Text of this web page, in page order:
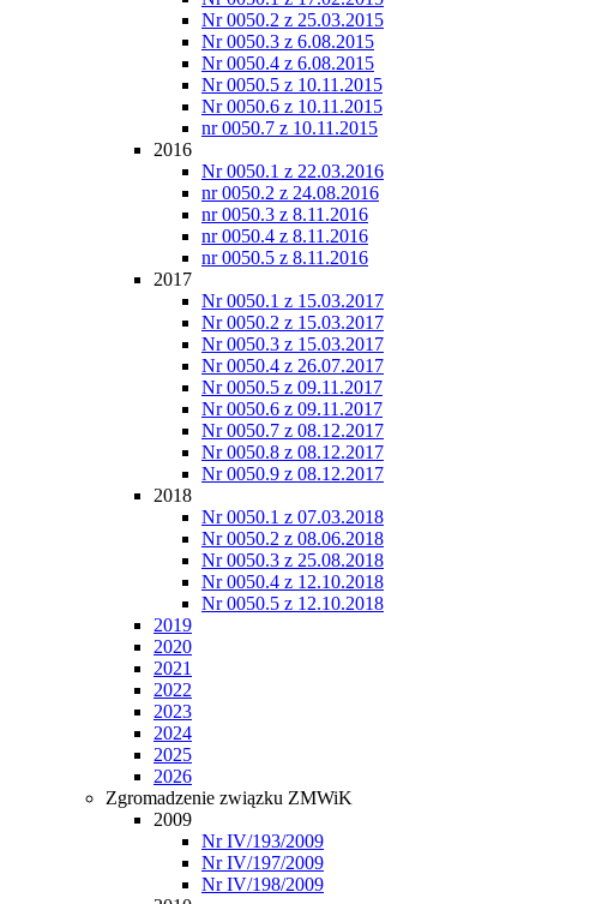
Nr 0050.2 z 25.03.2015
Nr 0050.3 z 6.08.2015
Nr 0050.4 z 6.08.2015
Nr 0050.5 z 10.11.2015
Nr 0050.6 z 10.11.2015
nr 0050.7 z 10.11.2015
2016
Nr 0050.1 z 22.03.2016
nr 0050.2 z 24.08.2016
nr 0050.3 z 8.11.2016
nr 0050.4 z 8.11.2016
nr 0050.5 z 8.11.2016
2017
Nr 0050.1 z 15.03.2017
Nr 0050.2 z 15.03.2017
Nr 0050.3 z 15.03.2017
Nr 0050.4 z 26.07.2017
Nr 0050.5 z 09.11.2017
Nr 0050.6 z 09.11.2017
Nr 0050.7 z 08.12.2017
Nr 0050.8 z 08.12.2017
Nr 0050.9 z 08.12.2017
2018
Nr 0050.1 z 07.03.2018
Nr 0050.2 z 08.06.2018
Nr 0050.3 z 25.08.2018
Nr 0050.4 z 12.10.2018
Nr 0050.5 z 12.10.2018
2019
2020
2021
2022
2023
2024
2025
2026
Zgromadzenie związku ZMWiK
2009
Nr IV/193/2009
Nr IV/197/2009
Nr IV/198/2009